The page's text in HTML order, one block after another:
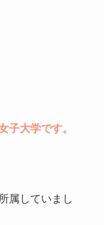
子大学です。
属していまし